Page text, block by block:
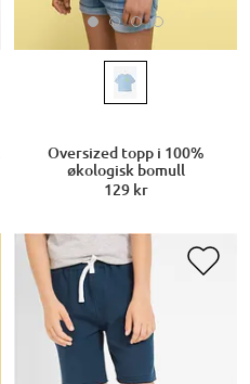
Oversized topp i 100%
økologisk bomull
129 kr